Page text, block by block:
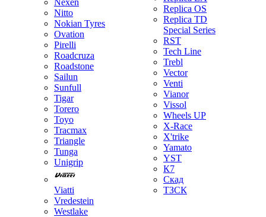
Nexen
Nitto
Nokian Tyres
Ovation
Pirelli
Roadcruza
Roadstone
Sailun
Sunfull
Tigar
Torero
Toyo
Tracmax
Triangle
Tunga
Unigrip
Viatti
Vredestein
Westlake
Replica OS
Replica TD
Special Series
RST
Tech Line
Trebl
Vector
Venti
Vianor
Vissol
Wheels UP
X-Race
X'trike
Yamato
YST
К7
Скад
ТЗСК